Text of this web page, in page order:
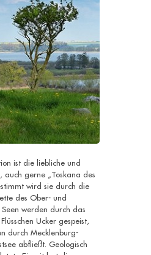
ist die liebliche und
auch gerne „Toskana des
wird sie durch die
des Ober- und
Seen werden durch das
Ucker gespeist,
durch Mecklenburg-
abfließt. Geologisch